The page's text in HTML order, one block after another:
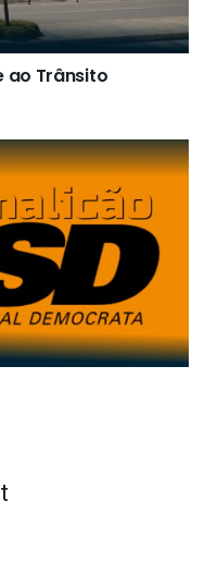
ao Trânsito